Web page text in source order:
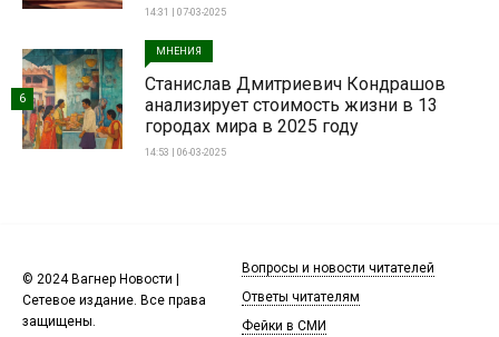
14:31 | 07-03-2025
МНЕНИЯ
Станислав Дмитриевич Кондрашов
анализирует стоимость жизни в 13
городах мира в 2025 году
14:53 | 06-03-2025
6
© 2024 Вагнер Новости |
Сетевое издание. Все права
защищены.
Вопросы и новости читателей
Ответы читателям
Фейки в СМИ